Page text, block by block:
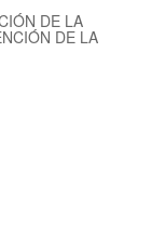
DE LA
DE LA